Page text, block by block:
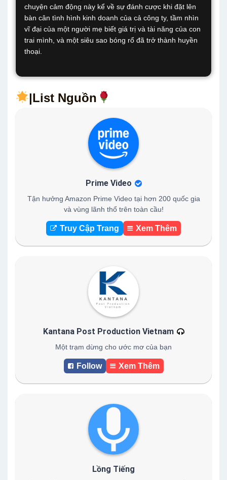
chuyện cảm động này kể về sự đánh cược khi đặt lên
bàn cân tình hình kinh doanh của cả công ty, tầm nhìn
vĩ đại của một người mẹ biết giá trị và tài năng của con
trai mình, và một siêu sao bóng rổ đã trở thành huyền
thoại.
|List Nguồn
Prime Video
Tận hưởng Amazon Prime Video tại hơn 200 quốc gia
và vùng lãnh thổ trên toàn cầu!
Truy Cập Trang Xem Thêm
Kantana Post Production Vietnam
Một trạm dừng cho ước mơ của bạn
Follow Xem Thêm
Lồng Tiếng